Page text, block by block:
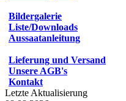
Bildergalerie
Liste/Downloads
Aussaatanleitung
Lieferung und Versand
Unsere AGB's
Kontakt
Letzte Aktualisierung